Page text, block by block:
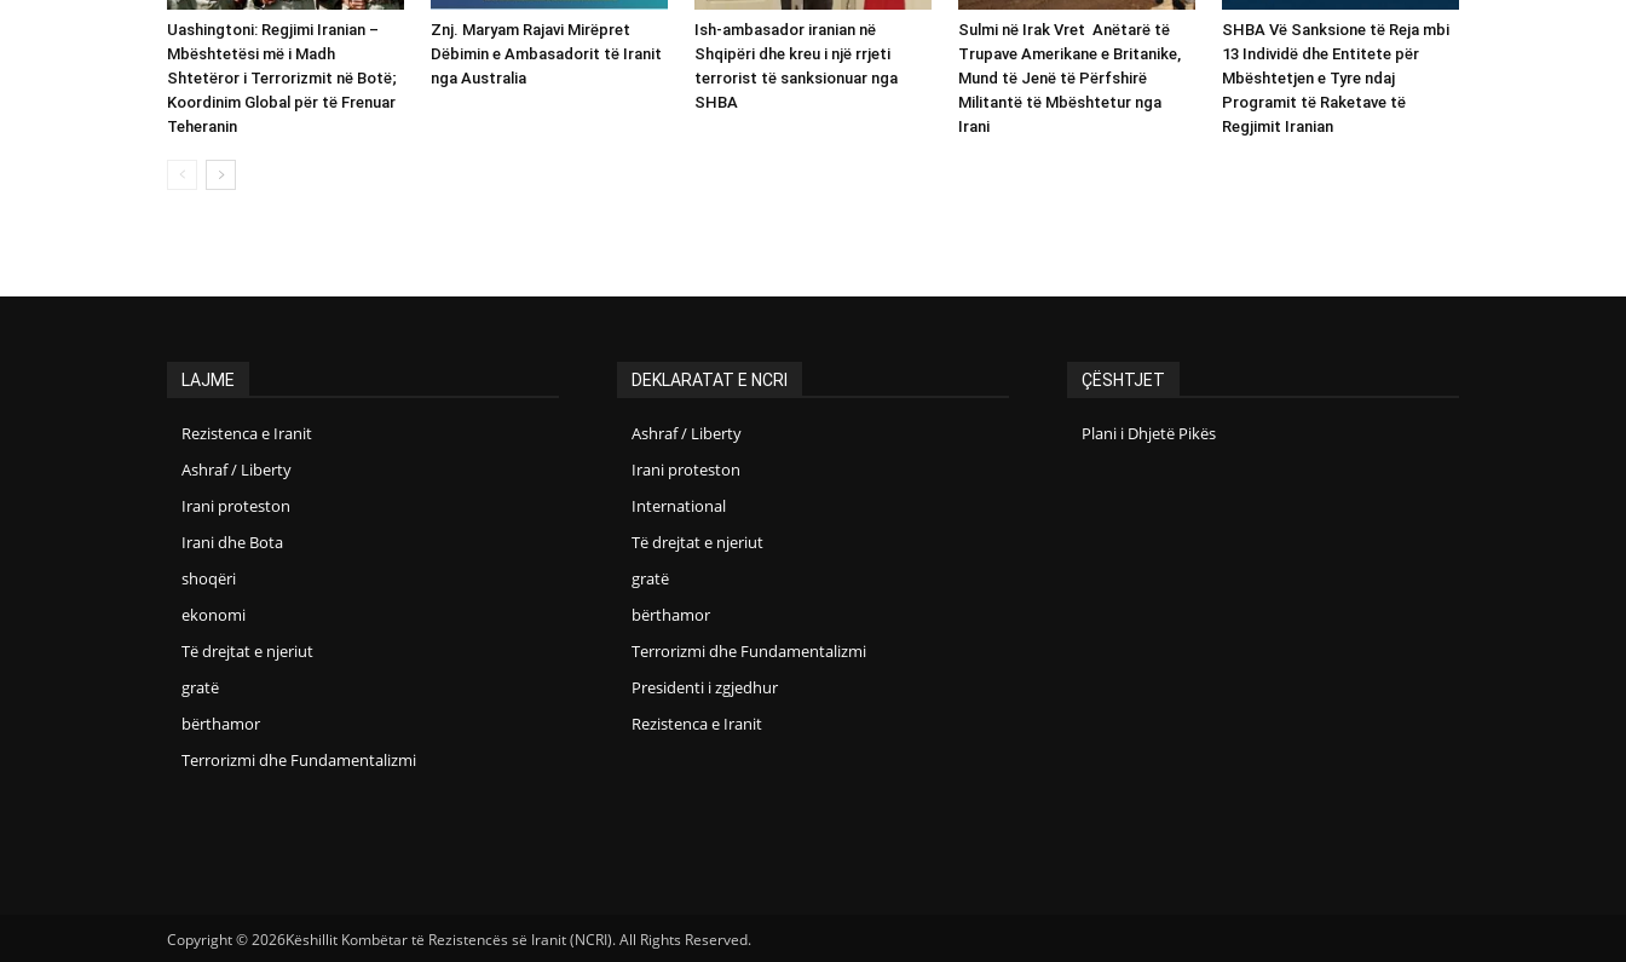
Uashingtoni: Regjimi Iranian –
Mbështetësi më i Madh
Shtetëror i Terrorizmit në Botë;
Koordinim Global për të Frenuar
Teheranin
Znj. Maryam Rajavi Mirëpret
Dëbimin e Ambasadorit të Iranit
nga Australia
Ish-ambasador iranian në
Shqipëri dhe kreu i një rrjeti
terrorist të sanksionuar nga
SHBA
Sulmi në Irak Vret Anëtarë të
Trupave Amerikane e Britanike,
Mund të Jenë të Përfshirë
Militantë të Mbështetur nga
Irani
SHBA Vë Sanksione të Reja mbi
13 Individë dhe Entitete për
Mbështetjen e Tyre ndaj
Programit të Raketave të
Regjimit Iranian
LAJME
Rezistenca e Iranit
Ashraf / Liberty
Irani proteston
Irani dhe Bota
shoqëri
ekonomi
Të drejtat e njeriut
gratë
bërthamor
Terrorizmi dhe Fundamentalizmi
DEKLARATAT E NCRI
Ashraf / Liberty
Irani proteston
International
Të drejtat e njeriut
gratë
bërthamor
Terrorizmi dhe Fundamentalizmi
Presidenti i zgjedhur
Rezistenca e Iranit
ÇËSHTJET
Plani i Dhjetë Pikës
Copyright © 2026Këshillit Kombëtar të Rezistencës së Iranit (NCRI). All Rights Reserved.